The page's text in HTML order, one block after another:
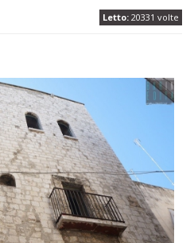
Letto: 20331 volte